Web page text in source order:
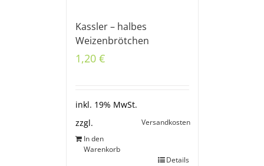
Kassler – halbes
Weizenbrötchen
1,20 €
inkl. 19% MwSt.
zzgl.
Versandkosten
In den
Warenkorb
Details